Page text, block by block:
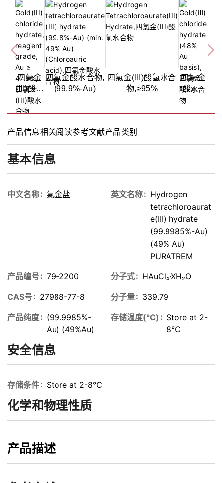
四氯金
(III)酸水
合
物,N/A,
Au ≥
47.5%
四氯金酸水合物,
(99.9%-Au)
四氯金(III)酸氢水合
物,≥95%
四氯金
酸x水
产品信息相关阅读参考文献产品类别
基本信息
中文名称 氯金盐 英文名称
Hydrogen
tetrachloroaurat
e(III) hydrate
(99.9985%-Au)
(49% Au)
PURATREM
产品编号 79-2200 分子式 HAuCl₄·XH₂O
CAS号 27988-77-8 分子量 339.79
产品纯度
(99.9985%-
Au) (49%Au)
存储温度(℃)
Store at 2-
8℃
安全信息
存储条件 Store at 2-8℃
化学和物理性质
产品描述